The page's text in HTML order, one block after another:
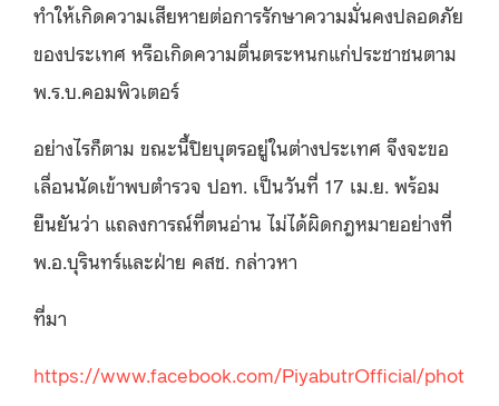
ทำให้เกิดความเสียหายต่อการรักษาความมั่นคงปลอดภัย
ของประเทศ หรือเกิดความตื่นตระหนกแก่ประชาชนตาม
พ.ร.บ.คอมพิวเตอร์
อย่างไรก็ตาม ขณะนี้ปิยบุตรอยู่ในต่างประเทศ จึงจะขอ
เลื่อนนัดเข้าพบตำรวจ ปอท. เป็นวันที่ 17 เม.ย. พร้อม
ยืนยันว่า แถลงการณ์ที่ตนอ่าน ไม่ได้ผิดกฎหมายอย่างที่
พ.อ.บุรินทร์และฝ่าย คสช. กล่าวหา
ที่มา
https://www.facebook.com/PiyabutrOfficial/phot